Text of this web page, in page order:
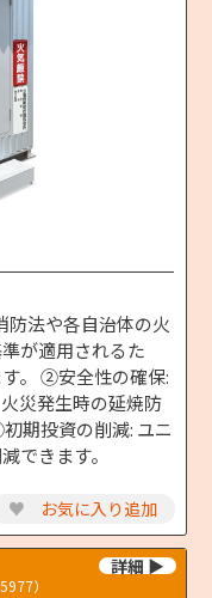
法や各自治体の火
が適用されるた
。 ②安全性の確保:
災発生時の延焼防
期投資の削減: ユニ
できます。
♥ お気に入り追加
）